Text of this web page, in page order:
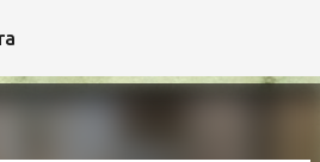
para o conteúdo principal